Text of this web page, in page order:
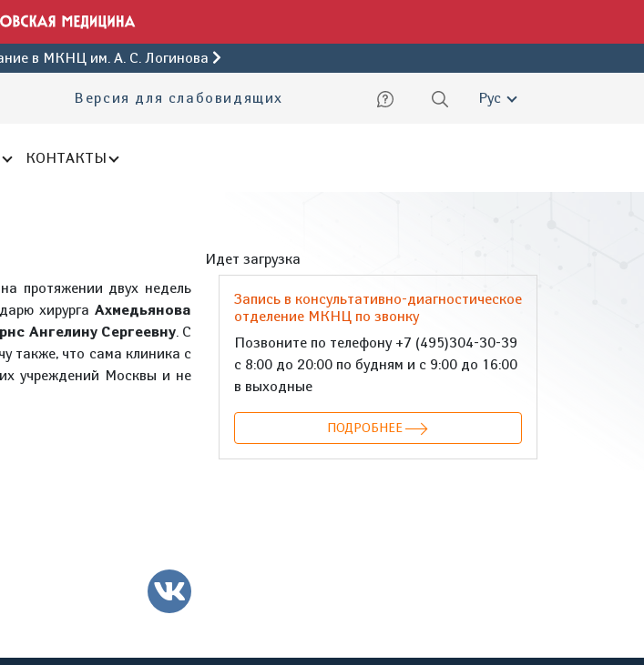
в МКНЦ им. А. С. Логинова
Версия для слабовидящих Русский
КОНТАКТЫ
протяжении двух недель
хирурга Ахмедьянова
Ангелину Сергеевну. С
также, что сама клиника с
учреждений Москвы и не
ВКонтакте
Идет загрузка
Запись в консультативно-диагностическое
отделение МКНЦ по звонку
Позвоните по телефону +7 (495)304-30-39
с 8:00 до 20:00 по будням и с 9:00 до 16:00
в выходные
ПОДРОБНЕЕ